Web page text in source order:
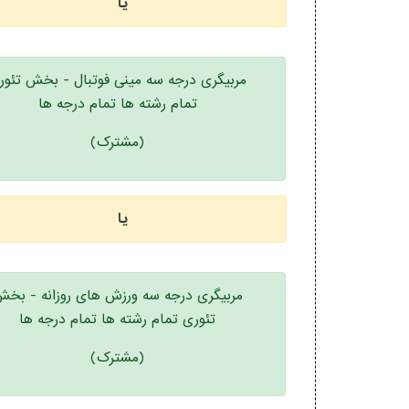
مربیگری درجه سه مینی فوتبال - بخش
تمام رشته ها تمام درجه ها
(مشترک)
یا
مربیگری درجه سه ورزش های روزانه -
تئوری تمام رشته ها تمام درجه ها
(مشترک)